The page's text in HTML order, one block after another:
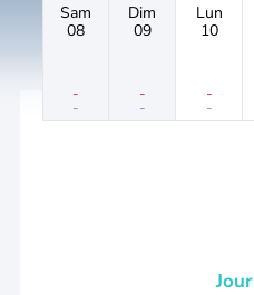
Sam
08
-
-
Dim
09
-
-
Lun
10
-
-